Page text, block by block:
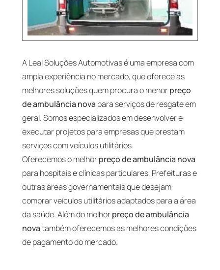
A Leal Soluções Automotivas é uma empresa com
ampla experiência no mercado, que oferece as
melhores soluções quem procura o menor preço
de ambulância nova para serviços de resgate em
geral. Somos especializados em desenvolver e
executar projetos para empresas que prestam
serviços com veículos utilitários.
Oferecemos o melhor preço de ambulância nova
para hospitais e clínicas particulares, Prefeituras e
outras áreas governamentais que desejam
comprar veículos utilitários adaptados para a área
da saúde. Além do melhor preço de ambulância
novatambém oferecemos as melhores condições
de pagamento do mercado.